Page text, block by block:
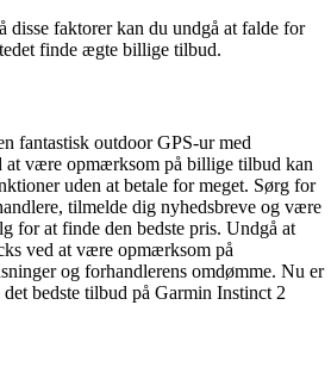
faktorer kan du undgå at falde for
finde ægte billige tilbud.
fantastisk outdoor GPS-ur med
at være opmærksom på billige tilbud kan
uden at betale for meget. Sørg for
tilmelde dig nyhedsbreve og være
for at finde den bedste pris. Undgå at
ved at være opmærksom på
og forhandlerens omdømme. Nu er
bedste tilbud på Garmin Instinct 2